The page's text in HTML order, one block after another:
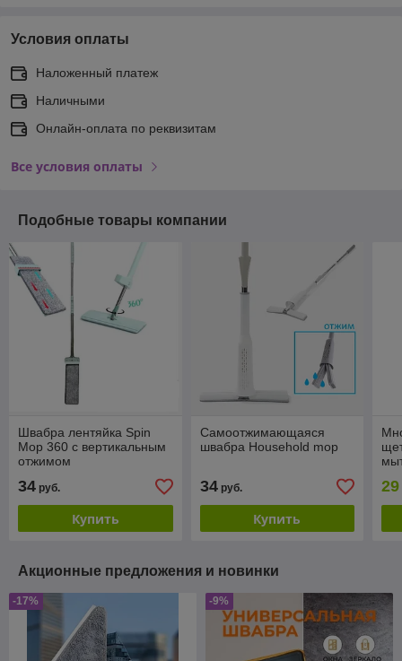
Условия оплаты
Наложенный платеж
Наличными
Онлайн-оплата по реквизитам
Все условия оплаты
Подобные товары компании
Швабра лентяйка Spin
Mop 360 с вертикальным
отжимом
34 руб.
Купить
Самоотжимающаяся
швабра Household mop
34руб.
Купить
29
Акционные предложения и новинки
-17% -9%